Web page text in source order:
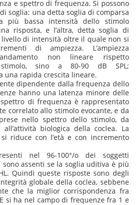
e spettro di frequenza. Si possono
soglia: una detta soglia di comparsa
più bassa intensità dello stimolo
risposta, e l’altra, detta soglia di
di intensità oltre il quale non si
di ampiezza. L’ampiezza
non lineare rispetto
stimolo, sino a 80-90 dB SPL;
una rapida crescita lineare.
dipendente dalla frequenza dello
hanno una latenza minore delle
di frequenza è rappresentato
correlato allo stimolo evocante, e da
nello spettro dello stimolo, da
biologica della coclea. La
riduce con l’età e con incremento
nel 96-100°/o dei soggetti
assenti se la soglia uditiva è più
Quindi queste risposte sono degli
globale della coclea, sebbene
che la miglior corrispondenza fra
si ha nel campo di frequenze fra 1 e